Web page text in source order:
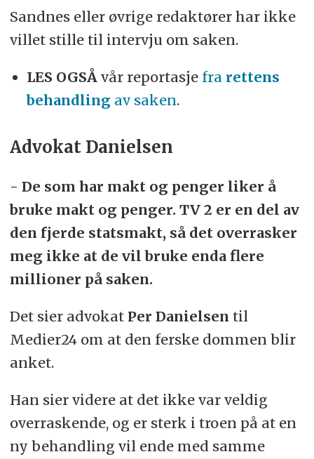
Sandnes eller øvrige redaktører har ikke
villet stille til intervju om saken.
LES OGSÅ vår reportasje fra rettens
behandling av saken.
Advokat Danielsen
- De som har makt og penger liker å
bruke makt og penger. TV 2 er en del av
den fjerde statsmakt, så det overrasker
meg ikke at de vil bruke enda flere
millioner på saken.
Det sier advokat Per Danielsen til
Medier24 om at den ferske dommen blir
anket.
Han sier videre at det ikke var veldig
overraskende, og er sterk i troen på at en
ny behandling vil ende med samme